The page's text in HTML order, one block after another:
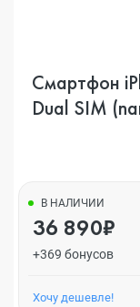
Смартфон
Dual SIM
В НАЛИЧИИ
36 890₽
+369 бонусов
Хочу дешевле!